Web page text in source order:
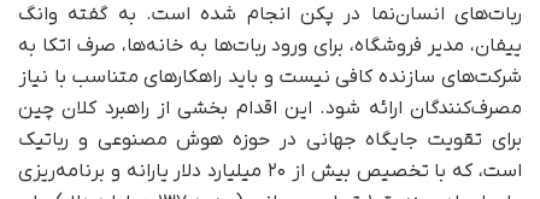
ربات‌های انسان‌نما در پکن انجام شده است. به گفته وانگ
ییفان، مدیر فروشگاه، برای ورود ربات‌ها به خانه‌ها، صرف اتکا به
شرکت‌های سازنده کافی نیست و باید راهکارهای متناسب با نیاز
مصرف‌کنندگان ارائه شود. این اقدام بخشی از راهبرد کلان چین
برای تقویت جایگاه جهانی در حوزه هوش مصنوعی و رباتیک
است، که با تخصیص بیش از ۲۰ میلیارد دلار یارانه و برنامه‌ریزی